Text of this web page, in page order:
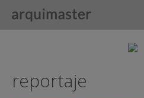
reportaje